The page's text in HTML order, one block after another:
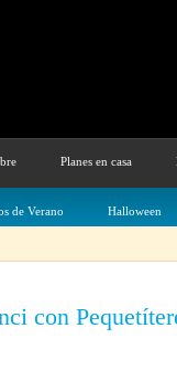
Planes en casa
de Verano Halloween
con